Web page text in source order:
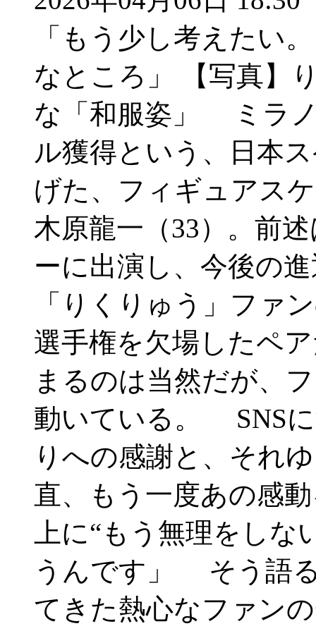
「もう少し考えたい
なところ」 【写真】
な「和服姿」 ミラ
ル獲得という、日本
げた、フィギュアス
木原龍一（33）。前
ーに出演し、今後の
「りくりゅう」フ
選手権を欠場したペ
まるのは当然だが、
動いている。 SNS
りへの感謝と、それ
直、もう一度あの感
上に“もう無理をし
うんです」 そう語
てきた熱心なファン